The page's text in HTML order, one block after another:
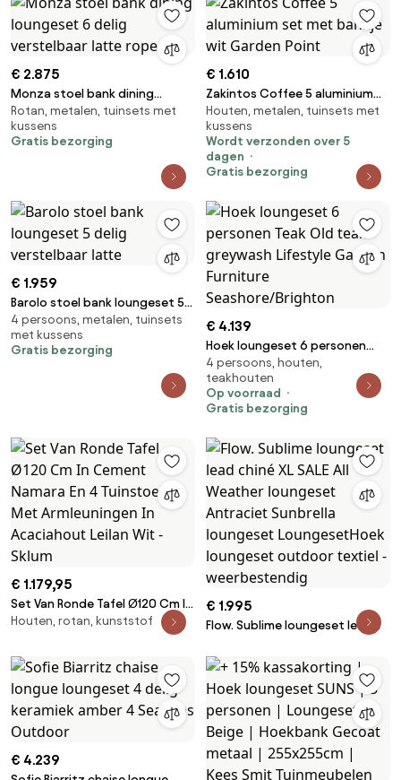
€ 2.875
Monza stoel bank dining
loungeset 6 delig verstelbaar
latte rope
Rotan, metalen, tuinsets met
kussens
Gratis bezorging
€ 1.610
Zakintos Coffee 5 aluminium
set met bankje wit Garden
Point
Houten, metalen, tuinsets met
kussens
Wordt verzonden over 5
dagen
Gratis bezorging
€ 1.959
Barolo stoel bank loungeset 5
delig verstelbaar latte
4 persoons, metalen, tuinsets
met kussens
Gratis bezorging
€ 4.139
Hoek loungeset 6 personen
Teak Old teak greywash
Lifestyle Garden Furniture
Seashore/Brighton
4 persoons, houten,
teakhouten
Op voorraad
Gratis bezorging
€ 1.179,95
Set Van Ronde Tafel Ø120 Cm In
Cement Namara En 4
In Acaciahout Leilan Wit - Sklum
Houten, rotan, kunststof
€ 1.995
Flow. Sublime loungeset lead
loungeset Antraciet Sunbrella
loungeset LoungesetHoek
loungeset outdoor textiel -
weerbestendig
€ 4.239